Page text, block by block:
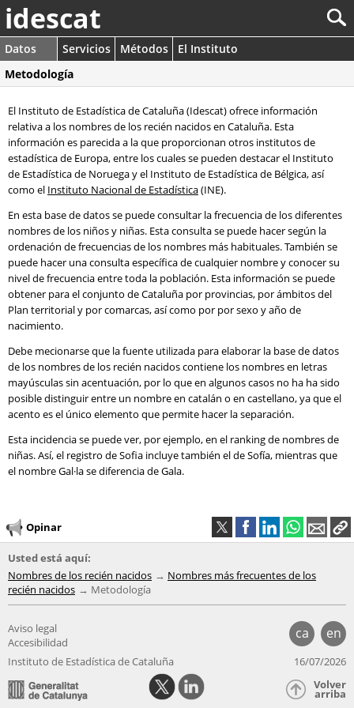
idescat
Datos Servicios Métodos
El Instituto
Metodología
El Instituto de Estadística de Cataluña (Idescat) ofrece información
relativa a los nombres de los recién nacidos en Cataluña. Esta
información es parecida a la que proporcionan otros institutos de
estadística de Europa, entre los cuales se pueden destacar el Instituto
de Estadística de Noruega y el Instituto de Estadística de Bélgica, así
como el Instituto Nacional de Estadística(INE).
En esta base de datos se puede consultar la frecuencia de los diferentes
nombres de los niños y niñas. Esta consulta se puede hacer según la
ordenación de frecuencias de los nombres más habituales. También se
puede hacer una consulta específica de cualquier nombre y conocer su
nivel de frecuencia entre toda la población. Esta información se puede
obtener para el conjunto de Cataluña por provincias, por ámbitos del
Plan territorial y por comarcas, así como por por sexo y año de
nacimiento.
Debe mecionarse que la fuente utilizada para elaborar la base de datos
de los nombres de los recién nacidos contiene los nombres en letras
mayúsculas sin acentuación, por lo que en algunos casos no ha ha sido
posible distinguir entre un nombre en catalán o en castellano, ya que el
acento es el único elemento que permite hacer la separación.
Esta incidencia se puede ver, por ejemplo, en el ranking de nombres de
niñas. Así, el registro de Sofia incluye también el de Sofía, mientras que
el nombre Gal·la se diferencia de Gala.
Opinar
Usted está aquí:
Nombres de los recién nacidos
Nombres más frecuentes de los
recién nacidos
Metodología
ca en
Aviso legal
Accesibilidad
Instituto de Estadística de Cataluña
16/07/2026
Volver
arriba